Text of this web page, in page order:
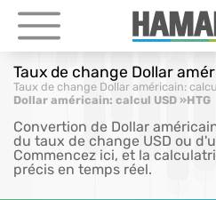
Taux de change Dollar
Taux de change Dollar américain:
Dollar américain: calcul USD »HTG
Convertion de Dollar
du taux de change USD ou
Commencez ici, et la
précis en temps réel.